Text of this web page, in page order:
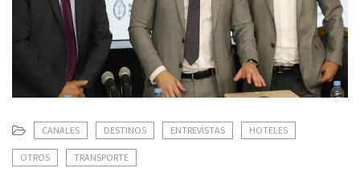
o
CANALES DESTINOS ENTREVISTAS HOTELES
OTROS TRANSPORTE